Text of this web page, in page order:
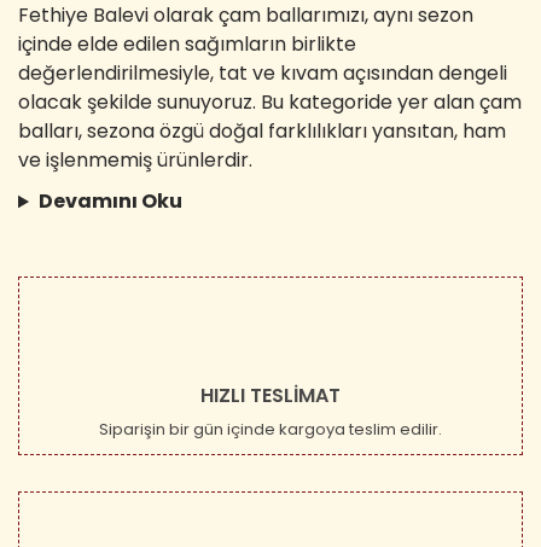
Fethiye Balevi olarak çam ballarımızı, aynı sezon
içinde elde edilen sağımların birlikte
değerlendirilmesiyle, tat ve kıvam açısından dengeli
olacak şekilde sunuyoruz. Bu kategoride yer alan çam
balları, sezona özgü doğal farklılıkları yansıtan, ham
ve işlenmemiş ürünlerdir.
Devamını Oku
HIZLI TESLİMAT
Siparişin bir gün içinde kargoya teslim edilir.